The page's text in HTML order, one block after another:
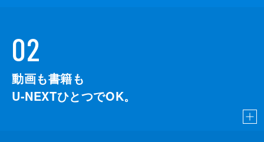
02
動画も書籍も
U-NEXTひとつでOK。